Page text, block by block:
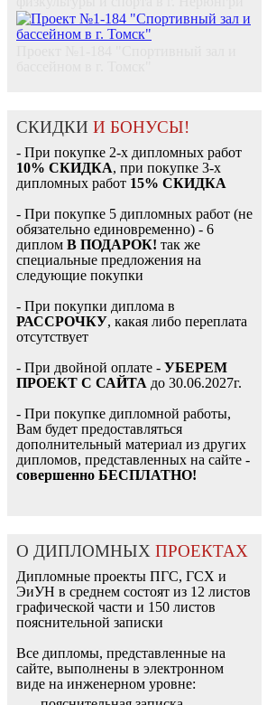
СКИДКИ И БОНУСЫ!
- При покупке 2-х дипломных работ
10% СКИДКА, при покупке 3-х
дипломных работ 15% СКИДКА
- При покупке 5 дипломных работ (не
обязательно единовременно) - 6
диплом В ПОДАРОК! так же
специальные предложения на
следующие покупки
- При покупки диплома в
РАССРОЧКУ, какая либо переплата
отсутствует
- При двойной оплате - УБЕРЕМ
ПРОЕКТ С САЙТА до 30.06.2027г.
- При покупке дипломной работы,
Вам будет предоставляться
дополнительный материал из других
дипломов, представленных на сайте -
совершенно БЕСПЛАТНО!
О ДИПЛОМНЫХ ПРОЕКТАХ
Дипломные проекты ПГС, ГСХ и
ЭиУН в среднем состоят из 12 листов
графической части и 150 листов
пояснительной записки
Все дипломы, представленные на
сайте, выполнены в электронном
виде на инженерном уровне: